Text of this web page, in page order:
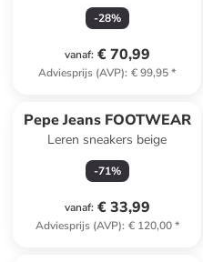
-28%
vanaf: € 70,99
Adviesprijs (AVP): € 99,95*
Pepe Jeans FOOTWEAR
Leren sneakers beige
-71%
vanaf: € 33,99
Adviesprijs (AVP): € 120,00*